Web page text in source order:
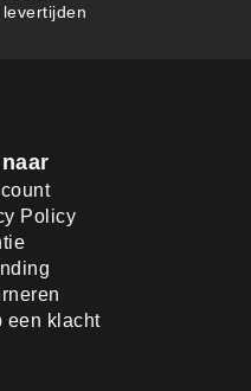
Policy
een klacht